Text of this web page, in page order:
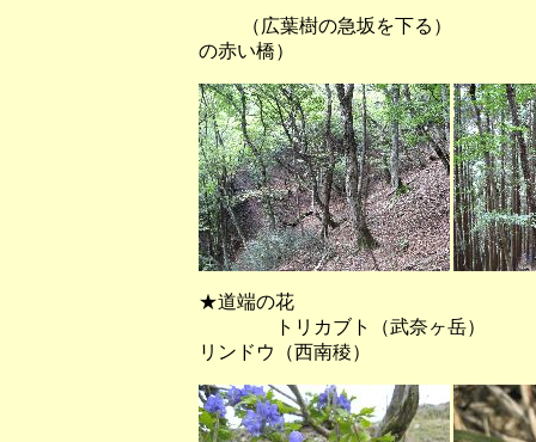
（広葉樹の急坂を下る） （
の赤い橋）
★道端の花
トリカブト（武奈ヶ岳）
リンドウ（西南稜）